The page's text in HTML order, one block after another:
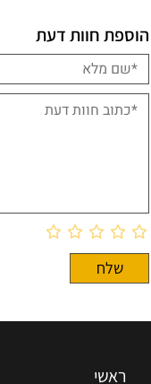
הוספת חוות דעת
ראשי